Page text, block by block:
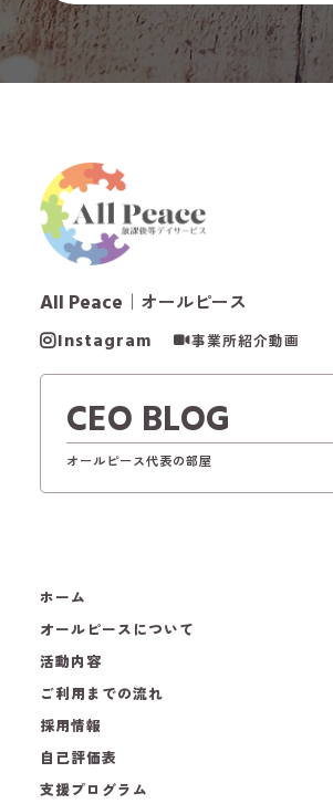
All Peace ｜オールピース
Instagram 事業所紹介動画
CEO BLOG
オールピース代表の部屋
ホーム
オールピースについて
活動内容
ご利用までの流れ
採用情報
自己評価表
支援プログラム